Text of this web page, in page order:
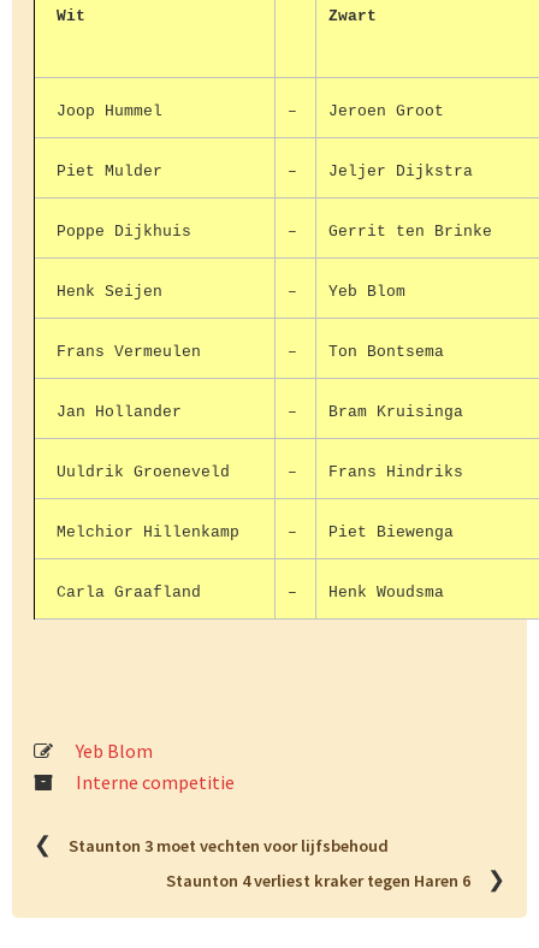
Wit Zwart
Joop Hummel – Jeroen Groot
Piet Mulder – Jeljer Dijkstra
Poppe Dijkhuis – Gerrit ten Brinke
Henk Seijen – Yeb Blom
Frans Vermeulen – Ton Bontsema
Jan Hollander – Bram Kruisinga
Uuldrik Groeneveld – Frans Hindriks
Melchior Hillenkamp – Piet Biewenga
Carla Graafland – Henk Woudsma
Yeb Blom
Interne competitie
❮
Staunton 3 moet vechten voor lijfsbehoud
Staunton 4 verliest kraker tegen Haren 6
❯